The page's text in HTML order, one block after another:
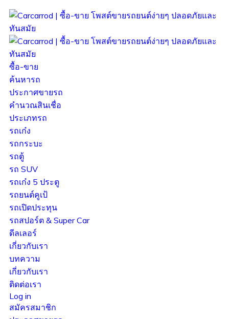
ซื้อ-ขาย
ค้นหารถ
ประกาศขายรถ
คำนวณสินเชื่อ
ประเภทรถ
รถเก๋ง
รถกระบะ
รถตู้
รถ SUV
รถเก๋ง 5 ประตู
รถยนต์คูเป้
รถเปิดประทุน
รถสปอร์ต & Super Car
ดีลเลอร์
เกี่ยวกับเรา
บทความ
เกี่ยวกับเรา
ติดต่อเรา
Log in
สมัครสมาชิก